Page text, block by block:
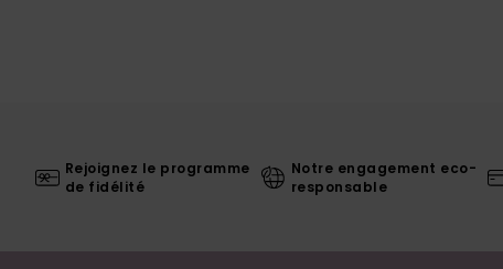
Rejoignez le programme
de fidélité
Notre engagement eco-
responsable